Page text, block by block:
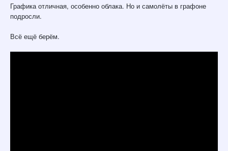
Графика отличная, особенно облака. Но и самолёты в графоне
подросли.
Всё ещё берём.